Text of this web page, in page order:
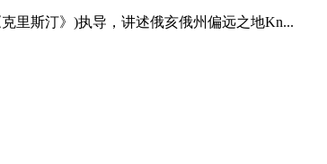
里斯汀》)执导，讲述俄亥俄州偏远之地Kn...